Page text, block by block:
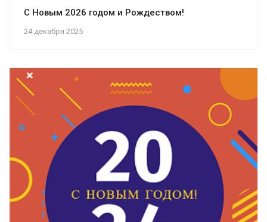
24 декабря 2025
С Новым 2026 годом и Рождеством!